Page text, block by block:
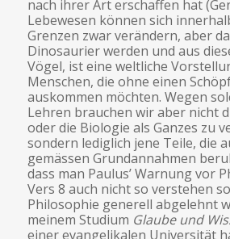
nach ihrer Art erschaffen hat
Lebewesen können sich
Grenzen zwar verändern, aber
Dinosaurier werden und aus
Vögel, ist eine weltliche
Menschen, die ohne einen
auskommen möchten. Wegen
Lehren brauchen wir aber nicht
oder die Biologie als Ganzes zu
sondern lediglich jene Teile, die
gemässen Grundannahmen
dass man Paulus’ Warnung vor
Vers 8 auch nicht so verstehen
Philosophie generell abgelehnt
meinem Studium Glaube und
einer evangelikalen Universität